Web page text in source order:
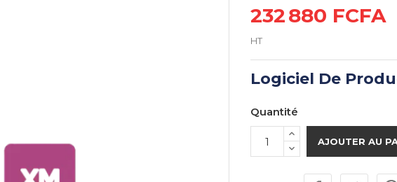
232 880 FCFA
HT
Logiciel De
Quantité
AJOUTER AU